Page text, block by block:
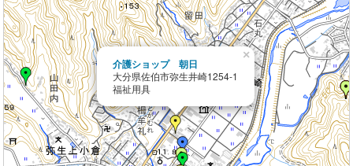
介護ショップ 朝日
大分県佐伯市弥生井崎1254-1
福祉用具
×